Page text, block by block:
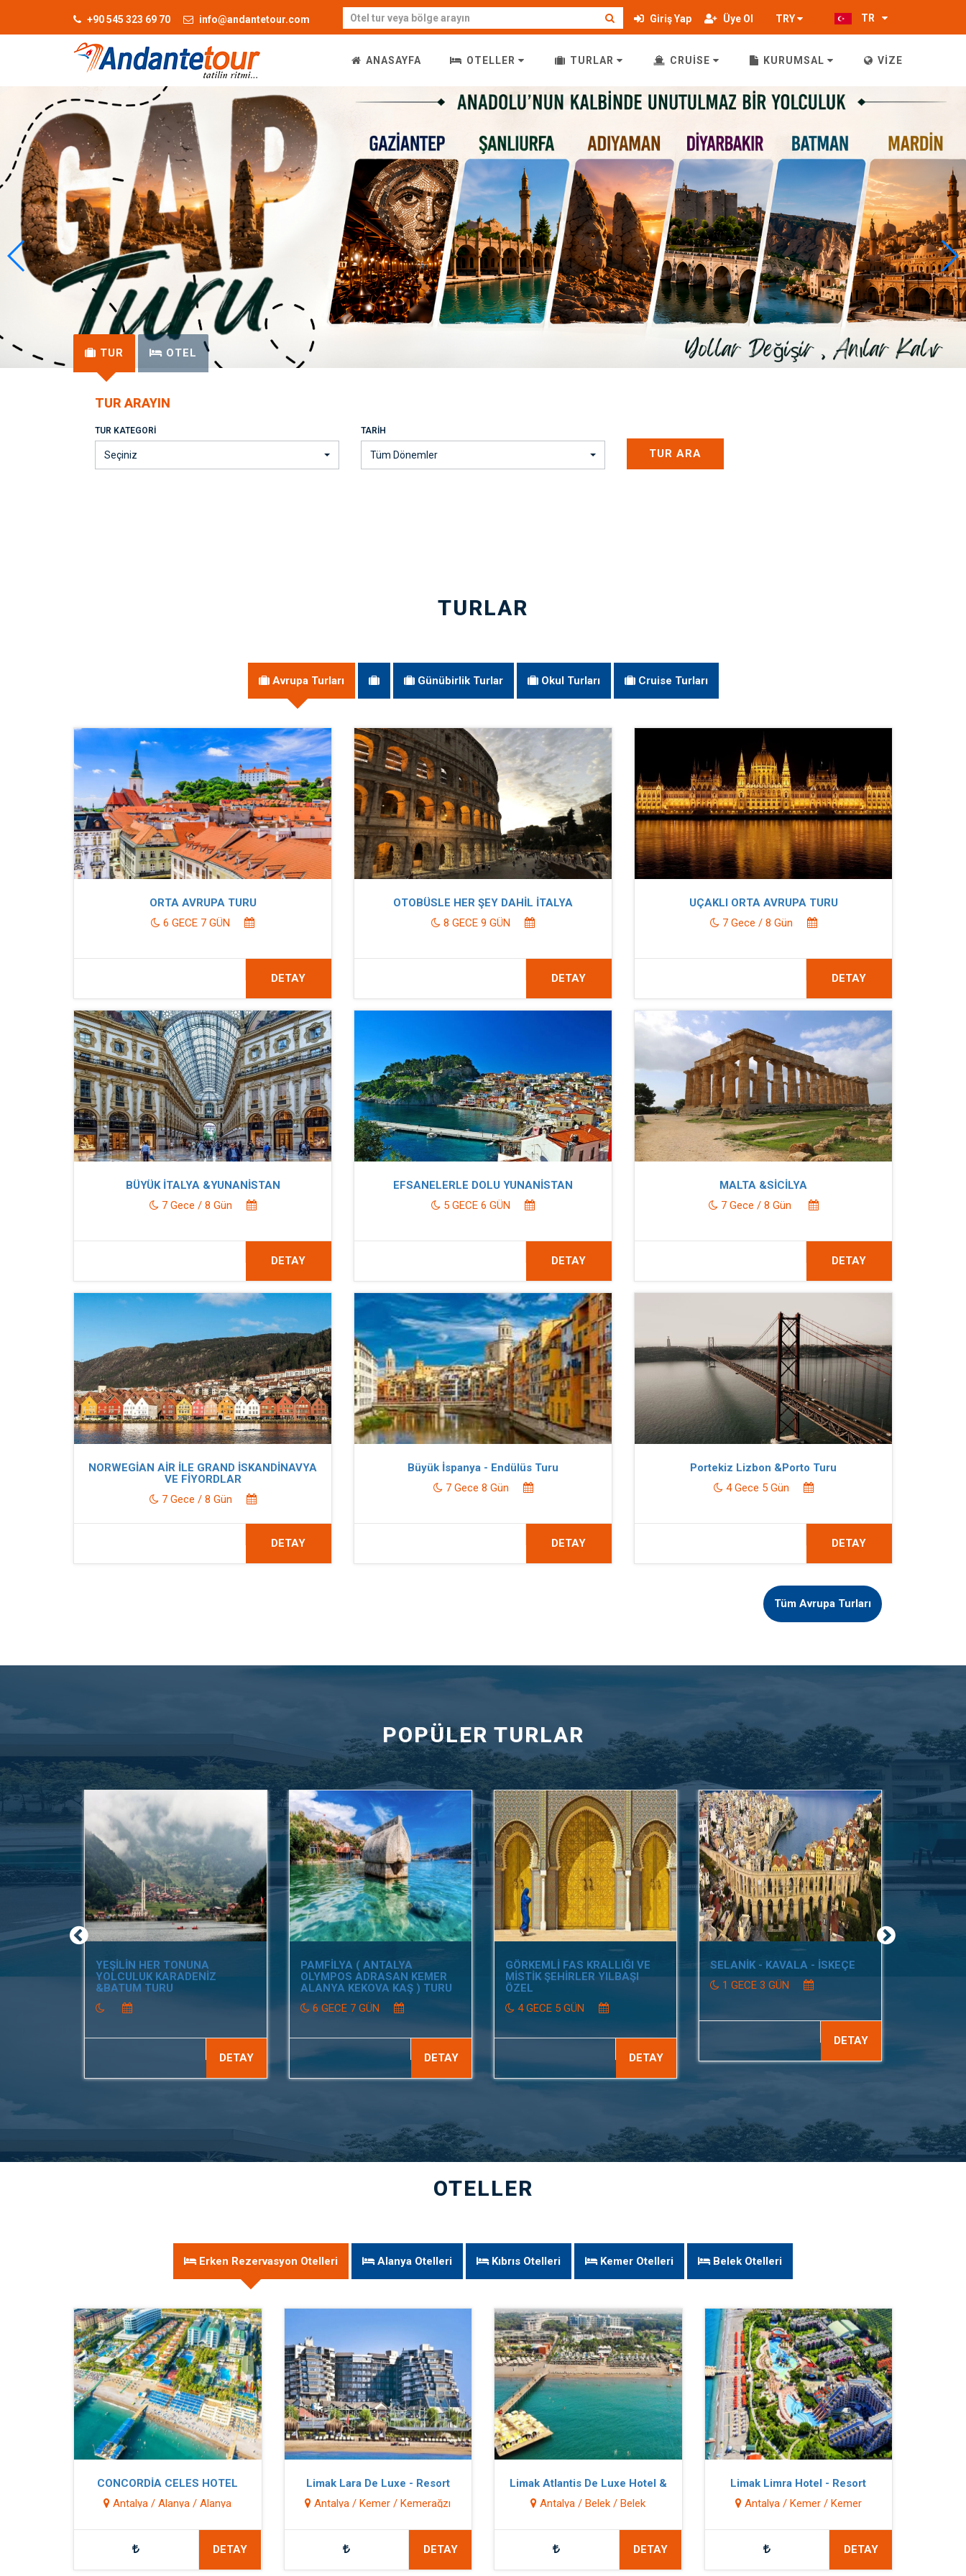
+90 545 323 69 70 info@andantetour.com Giriş Yap Üye Ol TRY TR
ANASAYFA OTELLER TURLAR CRUİSE KURUMSAL VİZE
TUR OTEL
TUR ARAYIN
TUR KATEGORI
Seçiniz
TARIH
Tüm Dönemler TUR ARA
TURLAR
Avrupa Turları Günübirlik Turlar Okul Turları Cruise Turları
ORTA AVRUPA TURU
6 GECE 7 GÜN
DETAY
OTOBÜSLE HER ŞEY DAHİL İTALYA
8 GECE 9 GÜN
DETAY
UÇAKLI ORTA AVRUPA TURU
7 Gece / 8 Gün
DETAY
BÜYÜK İTALYA &YUNANİSTAN
7 Gece / 8 Gün
DETAY
EFSANELERLE DOLU YUNANİSTAN
5 GECE 6 GÜN
DETAY
MALTA &SİCİLYA
7 Gece / 8 Gün
DETAY
NORWEGİAN AİR İLE GRAND İSKANDİNAVYA
VE FİYORDLAR
7 Gece / 8 Gün
DETAY
Büyük İspanya - Endülüs Turu
7 Gece 8 Gün
DETAY
Portekiz Lizbon &Porto Turu
4 Gece 5 Gün
DETAY
Tüm Avrupa Turları
POPÜLER TURLAR
YEŞİLİN HER TONUNA
YOLCULUK KARADENİZ
&BATUM TURU
DETAY
PAMFİLYA ( ANTALYA
OLYMPOS ADRASAN KEMER
ALANYA KEKOVA KAŞ ) TURU
6 GECE 7 GÜN
DETAY
GÖRKEMLİ FAS KRALLIĞI VE
MİSTİK ŞEHİRLER YILBAŞI
ÖZEL
4 GECE 5 GÜN
DETAY
SELANİK - KAVALA - İSKEÇE
1 GECE 3 GÜN
DETAY
OTELLER
Erken Rezervasyon Otelleri Alanya Otelleri Kıbrıs Otelleri Kemer Otelleri Belek Otelleri
CONCORDİA CELES HOTEL
Antalya / Alanya / Alanya
DETAY
Limak Lara De Luxe - Resort
Antalya / Kemer / Kemerağzı
DETAY
Limak Atlantis De Luxe Hotel &
Antalya / Belek / Belek
DETAY
Limak Limra Hotel - Resort
Antalya / Kemer / Kemer
DETAY